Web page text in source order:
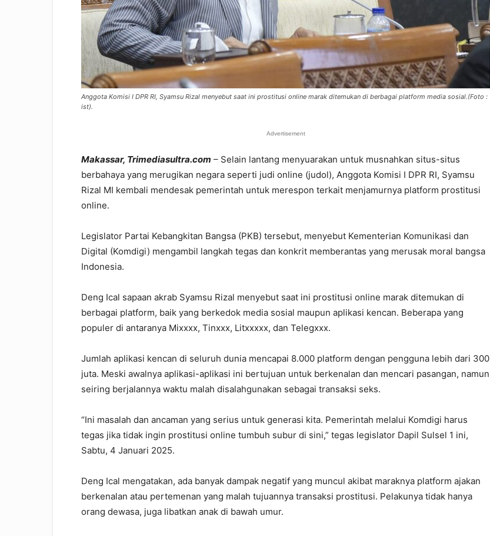
Anggota Komisi I DPR RI, Syamsu Rizal menyebut saat ini prostitusi online marak ditemukan di berbagai platform media sosial.(Foto :
ist).
Advertisement
Makassar, Trimediasultra.com – Selain lantang menyuarakan untuk musnahkan situs-situs
berbahaya yang merugikan negara seperti judi online (judol), Anggota Komisi I DPR RI, Syamsu
Rizal MI kembali mendesak pemerintah untuk merespon terkait menjamurnya platform prostitusi
online.
Legislator Partai Kebangkitan Bangsa (PKB) tersebut, menyebut Kementerian Komunikasi dan
Digital (Komdigi) mengambil langkah tegas dan konkrit memberantas yang merusak moral bangsa
Indonesia.
Deng Ical sapaan akrab Syamsu Rizal menyebut saat ini prostitusi online marak ditemukan di
berbagai platform, baik yang berkedok media sosial maupun aplikasi kencan. Beberapa yang
populer di antaranya Mixxxx, Tinxxx, Litxxxxx, dan Telegxxx.
Jumlah aplikasi kencan di seluruh dunia mencapai 8.000 platform dengan pengguna lebih dari 300
juta. Meski awalnya aplikasi-aplikasi ini bertujuan untuk berkenalan dan mencari pasangan, namun
seiring berjalannya waktu malah disalahgunakan sebagai transaksi seks.
“Ini masalah dan ancaman yang serius untuk generasi kita. Pemerintah melalui Komdigi harus
tegas jika tidak ingin prostitusi online tumbuh subur di sini,” tegas legislator Dapil Sulsel 1 ini,
Sabtu, 4 Januari 2025.
Deng Ical mengatakan, ada banyak dampak negatif yang muncul akibat maraknya platform ajakan
berkenalan atau pertemenan yang malah tujuannya transaksi prostitusi. Pelakunya tidak hanya
orang dewasa, juga libatkan anak di bawah umur.